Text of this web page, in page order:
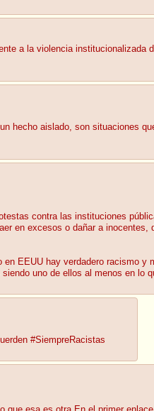
a la violencia institucionalizada
hecho aislado, son situaciones
contra las instituciones
en excesos o dañar a inocentes,
EEUU hay verdadero racismo
uno de ellos al menos en lo
#SiempreRacistas